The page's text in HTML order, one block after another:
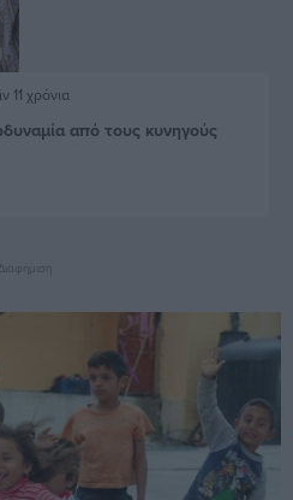
11 χρόνια
από τους κυνηγούς
Διαφήμιση